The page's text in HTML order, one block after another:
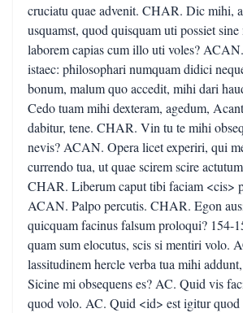
cruciatu quae advenit. CHAR. Dic mihi,
usquamst, quod quisquam uti possiet
laborem capias cum illo uti voles?
istaec: philosophari numquam didici
bonum, malum quo accedit, mihi dari
Cedo tuam mihi dexteram, agedum,
dabitur, tene. CHAR. Vin tu te mihi
nevis? ACAN. Opera licet experiri, qui
currendo tua, ut quae scirem scire
CHAR. Liberum caput tibi faciam <cis>
ACAN. Palpo percutis. CHAR. Egon
quicquam facinus falsum proloqui? 154-
quam sum elocutus, scis si mentiri volo.
lassitudinem hercle verba tua mihi
Sicine mi obsequens es? AC. Quid vis
quod volo. AC. Quid <id> est igitur